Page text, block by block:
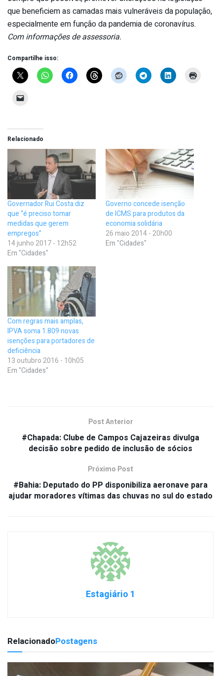
que beneficiem as camadas mais vulneráveis da população,
especialmente em função da pandemia de coronavírus.
Com informações de assessoria.
Compartilhe isso:
Relacionado
Governador Rui Costa diz
que “é preciso tomar
medidas que gerem
empregos”
14 junho 2017 - 12h52
Em "Cidades"
Governo concede isenção
de ICMS para produtos da
economia solidária
26 maio 2014 - 20h00
Em "Cidades"
Com regras mais amplas,
IPVA soma 1.809 novas
isenções para portadores de
deficiência
13 outubro 2016 - 10h05
Em "Cidades"
Post Anterior
#Chapada: Clube de Campos Cajazeiras divulga
decisão sobre pedido de inclusão de sócios
Próximo Post
#Bahia: Deputado do PP disponibiliza aeronave para
ajudar moradores vítimas das chuvas no sul do estado
Estagiário 1
RelacionadoPostagens